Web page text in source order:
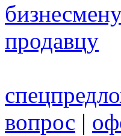
продавцу
вопрос |